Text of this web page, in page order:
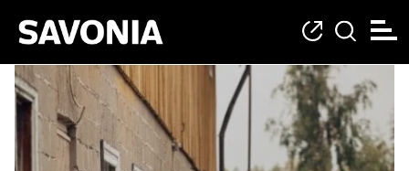
Päättyneet